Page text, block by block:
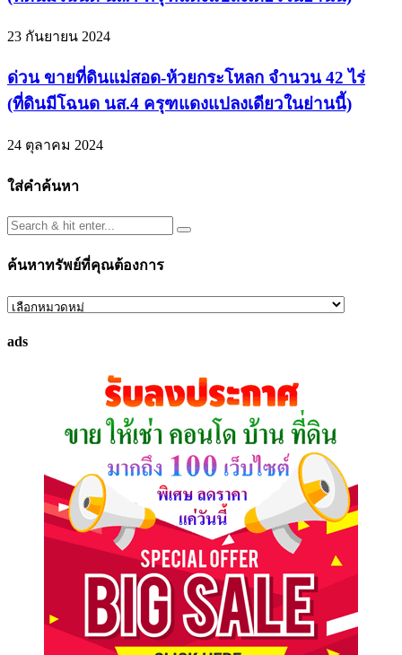
23 กันยายน 2024
ด่วน ขายที่ดินแม่สอด-ห้วยกระโหลก จำนวน 42 ไร่
(ที่ดินมีโฉนด นส.4 ครุฑแดงแปลงเดียวในย่านนี้)
24 ตุลาคม 2024
ใส่คำค้นหา
ค้นหาทรัพย์ที่คุณต้องการ
ค้นหา
ที่
ads